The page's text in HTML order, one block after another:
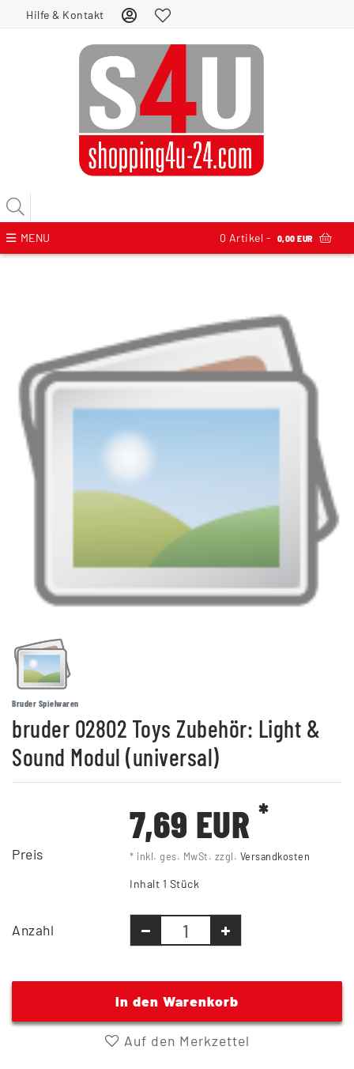
Hilfe & Kontakt
MENU 0 Artikel - 0,00 EUR
Bruder Spielwaren
bruder 02802 Toys Zubehör: Light &
Sound Modul (universal)
Preis
7,69 EUR *
* inkl. ges. MwSt. zzgl. Versandkosten
Inhalt 1 Stück
Anzahl
In den Warenkorb
Auf den Merkzettel